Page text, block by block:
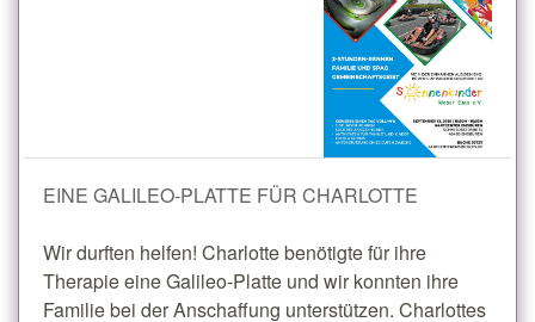
EINE GALILEO-PLATTE FÜR CHARLOTTE
Wir durften helfen! Charlotte benötigte für ihre
Therapie eine Galileo-Platte und wir konnten ihre
Familie bei der Anschaffung unterstützen. Charlottes